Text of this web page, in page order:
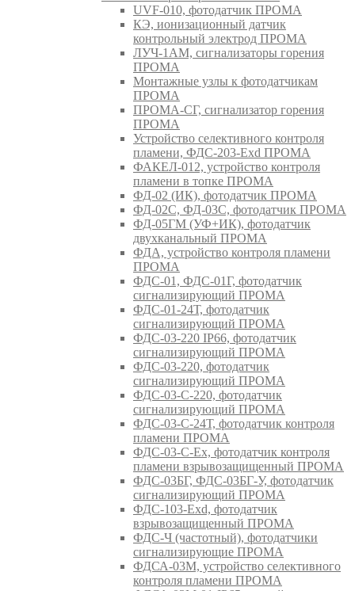
UVF-010, фотодатчик ПРОМА
КЭ, ионизационный датчик
контрольный электрод ПРОМА
ЛУЧ-1АМ, сигнализаторы горения
ПРОМА
Монтажные узлы к фотодатчикам
ПРОМА
ПРОМА-СГ, сигнализатор горения
ПРОМА
Устройство селективного контроля
пламени, ФДС-203-Exd ПРОМА
ФАКЕЛ-012, устройство контроля
пламени в топке ПРОМА
ФД-02 (ИК), фотодатчик ПРОМА
ФД-02С, ФД-03С, фотодатчик ПРОМА
ФД-05ГМ (УФ+ИК), фотодатчик
двухканальный ПРОМА
ФДА, устройство контроля пламени
ПРОМА
ФДС-01, ФДС-01Г, фотодатчик
сигнализирующий ПРОМА
ФДС-01-24Т, фотодатчик
сигнализирующий ПРОМА
ФДС-03-220 IP66, фотодатчик
сигнализирующий ПРОМА
ФДС-03-220, фотодатчик
сигнализирующий ПРОМА
ФДС-03-С-220, фотодатчик
сигнализирующий ПРОМА
ФДС-03-С-24Т, фотодатчик контроля
пламени ПРОМА
ФДС-03-С-Ex, фотодатчик контроля
пламени взрывозащищенный ПРОМА
ФДС-03БГ, ФДС-03БГ-У, фотодатчик
сигнализирующий ПРОМА
ФДС-103-Ехd, фотодатчик
взрывозащищенный ПРОМА
ФДС-Ч (частотный), фотодатчики
сигнализирующие ПРОМА
ФДСА-03М, устройство селективного
контроля пламени ПРОМА